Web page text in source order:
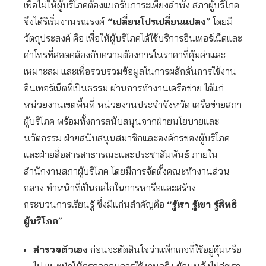
เพื่อไม่ให้ผู้บริโภคต้องแบกรับภาระเพียงลำพัง สภาผู้บริโภค
จึงได้ริเริ่มงานรณรงค์ “เปลี่ยนโปรเปลี่ยนแปลง” โดยมี
วัตถุประสงค์ คือ เพื่อให้ผู้บริโภคได้ใช้บริการอินเทอร์เน็ตและ
ค่าโทรที่สอดคล้องกับความต้องการในราคาที่คุ้มค่าและ
เหมาะสม และเพื่อรวบรวมข้อมูลในการผลักดันการใช้งาน
อินเทอร์เน็ตที่เป็นธรรม ผ่านการทำงานเครือข่าย ได้แก่
หน่วยงานเขตพื้นที่ หน่วยงานประจำจังหวัด เครือข่ายสภา
ผู้บริโภค พร้อมทั้งการสนับสนุนจากฝ่ายนโยบายและ
นวัตกรรม ฝ่ายสนับสนุนสมาชิกและองค์กรของผู้บริโภค
และฝ่ายสื่อสารสาธารณะและประชาสัมพันธ์ ภายใน
สำนักงานสภาผู้บริโภค โดยมีการจัดตั้งคณะทำงานส่วน
กลาง ทำหน้าที่เป็นกลไกในการหารือและสร้าง
กระบวนการเรียนรู้ ซึ่งมีแก่นสำคัญคือ “รู้เรา รู้เขา รู้สิทธิ
ผู้บริโภค“
สำรวจตัวเอง ก่อนจะตัดสินใจว่าแพ็กเกจที่ใช้อยู่คุ้มหรือ